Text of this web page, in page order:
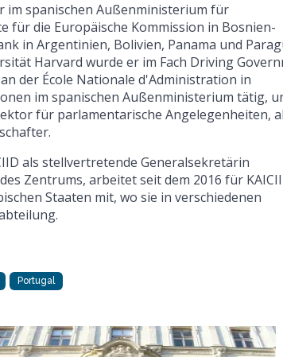
im spanischen Außenministerium für
die Europäische Kommission in Bosnien-
in Argentinien, Bolivien, Panama und
Harvard wurde er im Fach Driving
der École Nationale d'Administration in
im spanischen Außenministerium tätig,
für parlamentarische Angelegenheiten,
als stellvertretende Generalsekretärin
Zentrums, arbeitet seit dem 2016 für
Staaten mit, wo sie in verschiedenen
Portugal